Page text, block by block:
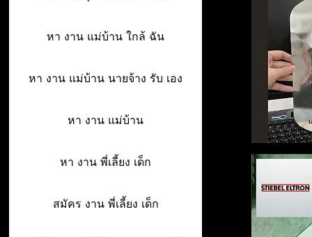
หา งาน แม่บ้าน ใกล้ ฉัน
หา งาน แม่บ้าน นายจ้าง รับ เอง
หา งาน แม่บ้าน
หา งาน พี่เลี้ยง เด็ก
สมัคร งาน พี่เลี้ยง เด็ก